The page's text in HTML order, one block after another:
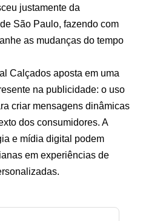
justamente da
São Paulo, fazendo com
as mudanças do tempo
Calçados aposta em uma
na publicidade: o uso
criar mensagens dinâmicas
dos consumidores. A
e mídia digital podem
em experiências de